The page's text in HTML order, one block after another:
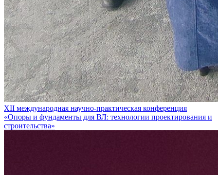
XII международная научно-практическая конференция
«Опоры и фундаменты для ВЛ: технологии проектирования и
строительства»